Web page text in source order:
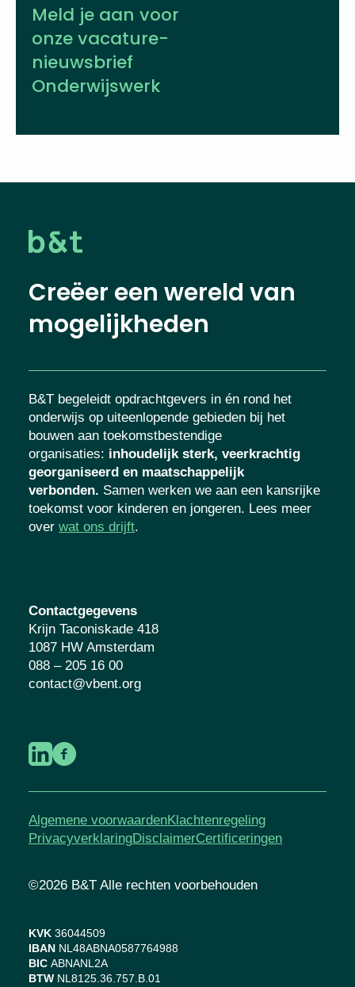
Meld je aan voor
onze vacature­
nieuwsbrief
Onderwijswerk
Creëer een wereld van
mogelijkheden
B&T begeleidt opdrachtgevers in én rond het
onderwijs op uiteenlopende gebieden bij het
bouwen aan toekomstbestendige
organisaties: inhoudelijk sterk, veerkrachtig
georganiseerd en maatschappelijk
verbonden. Samen werken we aan een kansrijke
toekomst voor kinderen en jongeren. Lees meer
over wat ons drijft.
Contactgegevens
Krijn Taconiskade 418
1087 HW Amsterdam
088 – 205 16 00
contact@vbent.org
Algemene voorwaardenKlachtenregeling
PrivacyverklaringDisclaimerCertificeringen
©2026 B&T Alle rechten voorbehouden
KVK 36044509
IBAN NL48ABNA0587764988
BIC ABNANL2A
BTW NL8125.36.757.B.01